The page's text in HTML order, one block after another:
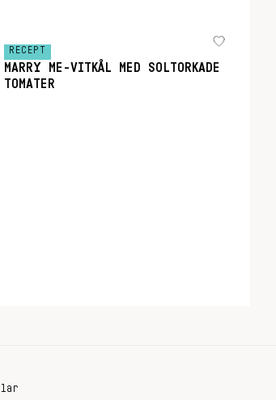
RECEPT
MARRY ME-VITKÅL MED SOLTORKADE
TOMATER